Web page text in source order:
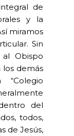
de
y la
miramos
Sin
Obispo
demás
del
todos,
de Jesús,